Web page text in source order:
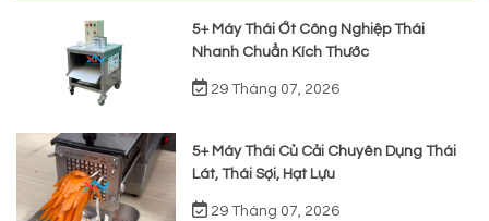
5+ Máy Thái Ớt Công Nghiệp Thái
Nhanh Chuẩn Kích Thước
29 Tháng 07, 2026
5+ Máy Thái Củ Cải Chuyên Dụng Thái
Lát, Thái Sợi, Hạt Lựu
29 Tháng 07, 2026